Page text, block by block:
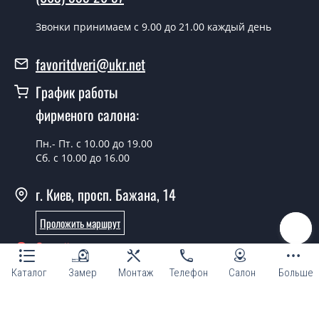
Каталог Замер Монтаж Телефон Салон Больше
Сколько стоит установка дверей
золотой?
Стоимость установки дверей Сабрина орех
шоколадный-дуб золотой - от 1800 грн.
Можно на сегодня вызвать
замерщика?
Да можно.
У вас есть в наличии готовые
дверные полотна?
Да, мы имеем большой ассортимент готовых дверных
полотен.
Звонки принимаем c 9.00 до 21.00 каждый день
favoritdveri@ukr.net
График работы
фирменого салона:
Пн.- Пт. с 10.00 до 19.00
Сб. с 10.00 до 16.00
г. Киев, просп. Бажана, 14
Проложить маршрут
Онлайн консультант